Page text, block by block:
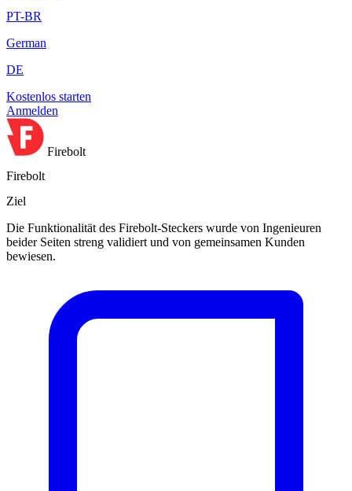
PT-BR
German
DE
Kostenlos starten
Anmelden
Firebolt
Firebolt
Ziel
Die Funktionalität des Firebolt-Steckers wurde von Ingenieuren
beider Seiten streng validiert und von gemeinsamen Kunden
bewiesen.